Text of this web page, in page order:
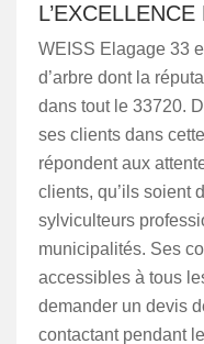
WEISS Elagage 33
d’arbre dont la
dans tout le 33720.
ses clients dans
répondent aux
clients, qu’ils soient
sylviculteurs
municipalités. Ses
accessibles à tous
demander un devis
contactant pendant